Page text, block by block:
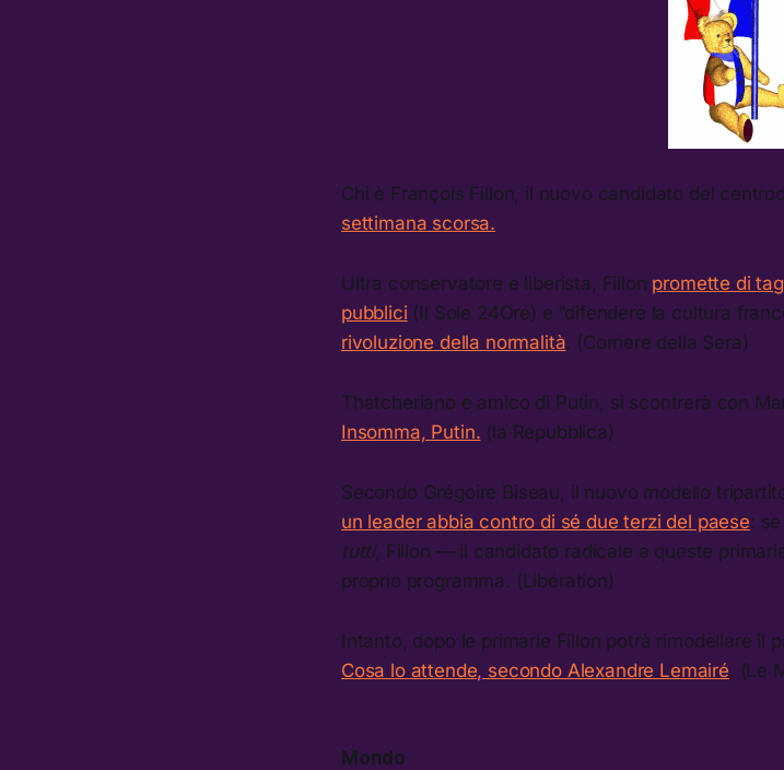
Chi è François Fillon, il nuovo candidato del
settimana scorsa.
Ultra conservatore e liberista, Fillon promette di
pubblici (Il Sole 24Ore) e “difendere la cultura
rivoluzione della normalità. (Corriere della Sera)
Thatcheriano e amico di Putin, si scontrerà con
Insomma, Putin. (la Repubblica)
Secondo Grégoire Biseau, il nuovo modello
un leader abbia contro di sé due terzi del paese:
tutti, Fillon — il candidato radicale a queste
proprio programma. (Libération)
Intanto, dopo le primarie Fillon potrà rimodellare il
Cosa lo attende, secondo Alexandre Lemairé. (Le
Mondo